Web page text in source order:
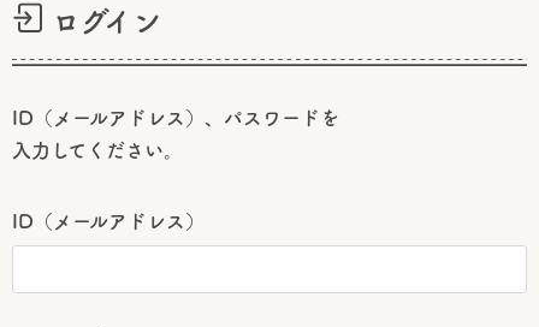
ログイン
ID（メールアドレス）、パスワードを
入力してください。
ID（メールアドレス）